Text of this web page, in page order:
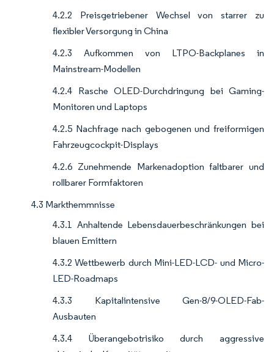
4.2.2 Preisgetriebener Wechsel von starrer zu
flexibler Versorgung in China
4.2.3 Aufkommen von LTPO-Backplanes in
Mainstream-Modellen
4.2.4 Rasche OLED-Durchdringung bei Gaming-
Monitoren und Laptops
4.2.5 Nachfrage nach gebogenen und freiformigen
Fahrzeugcockpit-Displays
4.2.6 Zunehmende Markenadoption faltbarer und
rollbarer Formfaktoren
4.3 Markthemmnisse
4.3.1 Anhaltende Lebensdauerbeschränkungen bei
blauen Emittern
4.3.2 Wettbewerb durch Mini-LED-LCD- und Micro-
LED-Roadmaps
4.3.3 Kapitalintensive Gen-8/9-OLED-Fab-
Ausbauten
4.3.4 Überangebotrisiko durch aggressive